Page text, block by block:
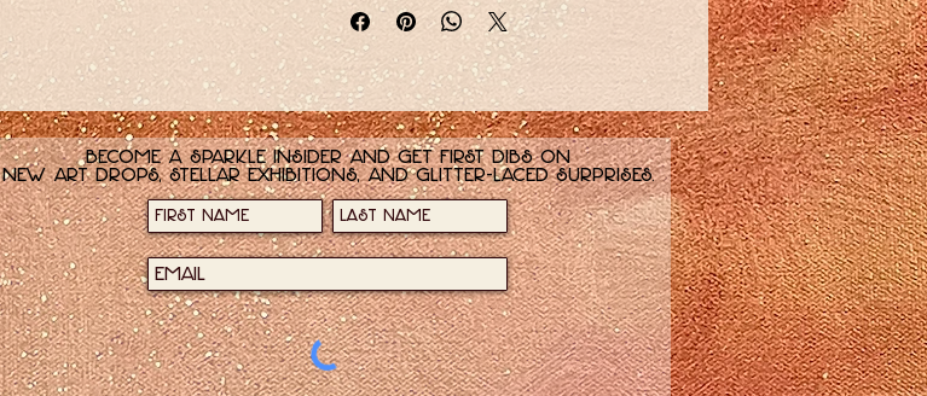
16、デジタルグリッターを施した明るい
ダークピンクの抽象的な木
Become a sparkle insider and get first dibs on
new art drops, stellar exhibitions, and glitter-laced surprises.